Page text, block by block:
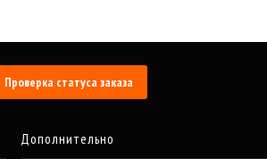
Проверка статуса заказа
Дополнительно